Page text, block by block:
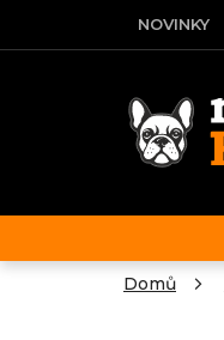
obsah
NOVINKY
Domů